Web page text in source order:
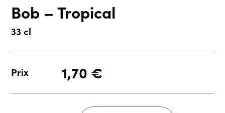
Bob – Tropical
33 cl
Prix 1,70 €